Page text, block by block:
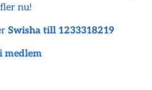
fler nu!
Swisha till 1233318219
medlem